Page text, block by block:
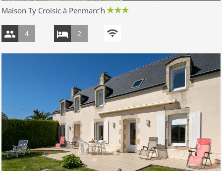
Maison Ty Croisic à Penmarc'h
4 2